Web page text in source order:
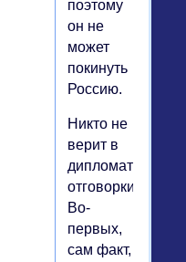
поэтому
он не
может
покинуть
Россию.
Никто не
верит в
отговорки.
Во-
первых,
сам факт,